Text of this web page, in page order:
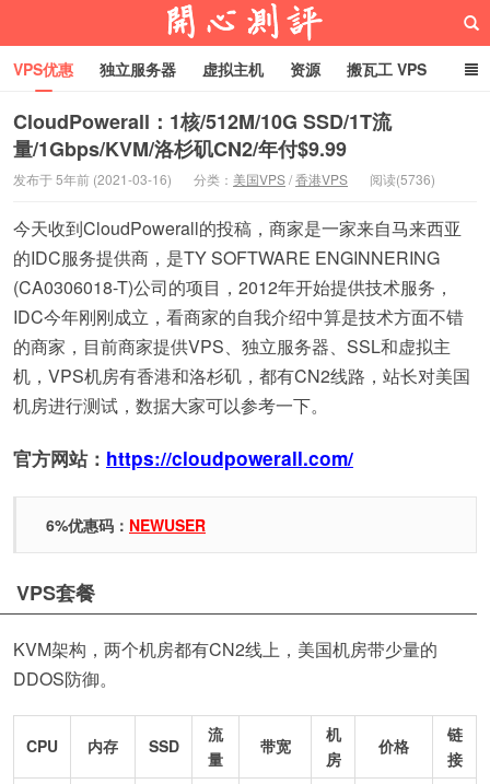
开心VPS测评
VPS优惠 独立服务器 虚拟主机 资源 搬瓦工 VPS
折腾VPS 真实测评 Hostloc趣闻 域名
RackNerd促销套餐
CloudPowerall：1核/512M/10G SSD/1T流
量/1Gbps/KVM/洛杉矶CN2/年付$9.99
发布于 5年前 (2021-03-16) 分类： 美国VPS/香港VPS 阅读(5736)
今天收到CloudPowerall的投稿，商家是一家来自马来西亚
的IDC服务提供商，是TY SOFTWARE ENGINNERING
(CA0306018-T)公司的项目，2012年开始提供技术服务，
IDC今年刚刚成立，看商家的自我介绍中算是技术方面不错
的商家，目前商家提供VPS、独立服务器、SSL和虚拟主
机，VPS机房有香港和洛杉矶，都有CN2线路，站长对美国
机房进行测试，数据大家可以参考一下。
官方网站： https://cloudpowerall.com/
6%优惠码： NEWUSER
VPS套餐
KVM架构，两个机房都有CN2线上，美国机房带少量的
DDOS防御。
CPU 内存 SSD
流
量
带宽
机
房
价格
链
接